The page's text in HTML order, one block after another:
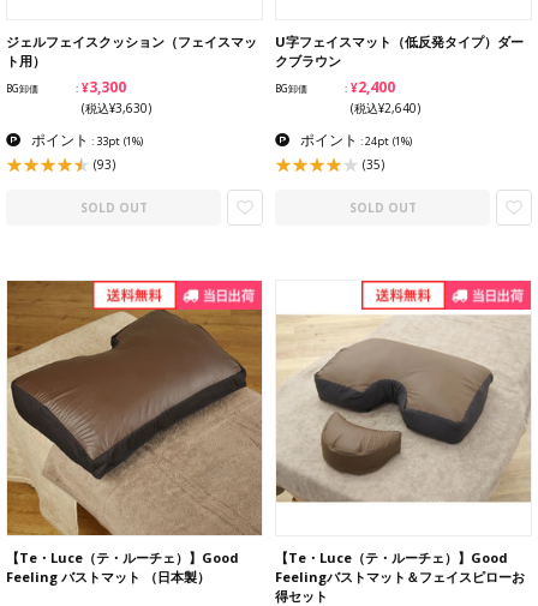
ジェルフェイスクッション（フェイスマッ
ト用）
BG卸価 ¥3,300
(税込¥3,630)
ポイント : 33pt (1%)
(93)
SOLD OUT
U字フェイスマット（低反発タイプ）ダー
クブラウン
BG卸価 ¥2,400
(税込¥2,640)
ポイント : 24pt (1%)
(35)
SOLD OUT
【Te・Luce（テ・ルーチェ）】Good
Feeling バストマット （日本製）
【Te・Luce（テ・ルーチェ）】Good
Feelingバストマット＆フェイスピローお
得セット